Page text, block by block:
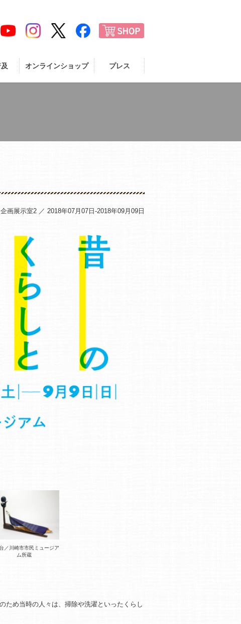
オンラインショップ プレス
企画展示室2 ／ 2018年07月07日-2018年09月09日
／川崎市市民ミュージア
ム所蔵
ため当時の人々は、掃除や洗濯といったくらし